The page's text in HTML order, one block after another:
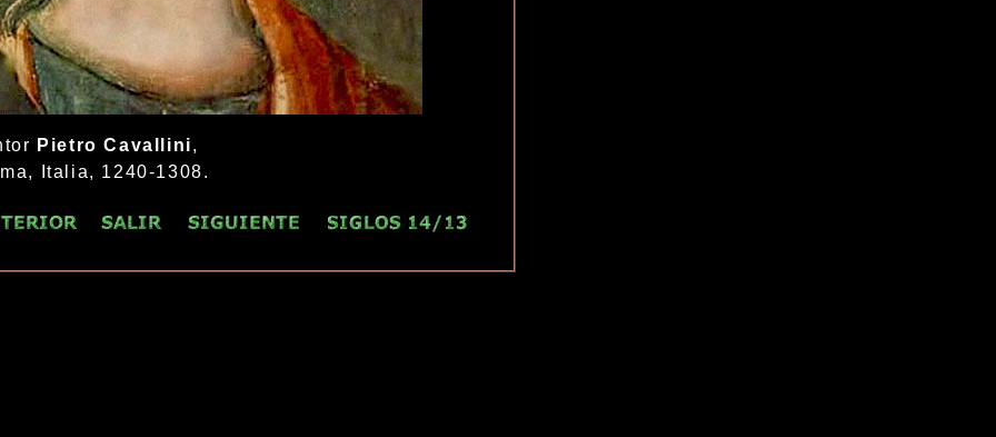
Pietro Cavallini,
Italia, 1240-1308.